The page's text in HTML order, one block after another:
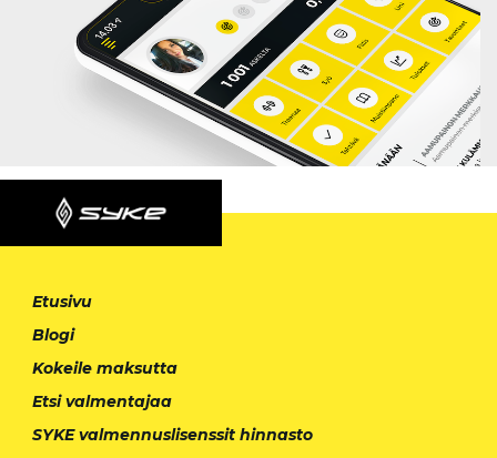
Etusivu
Blogi
Kokeile maksutta
Etsi valmentajaa
SYKE valmennuslisenssit hinnasto